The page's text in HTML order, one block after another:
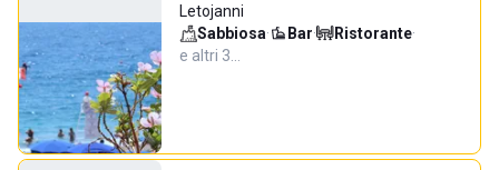
Letojanni
Sabbiosa· Bar· Ristorante·
e altri 3…